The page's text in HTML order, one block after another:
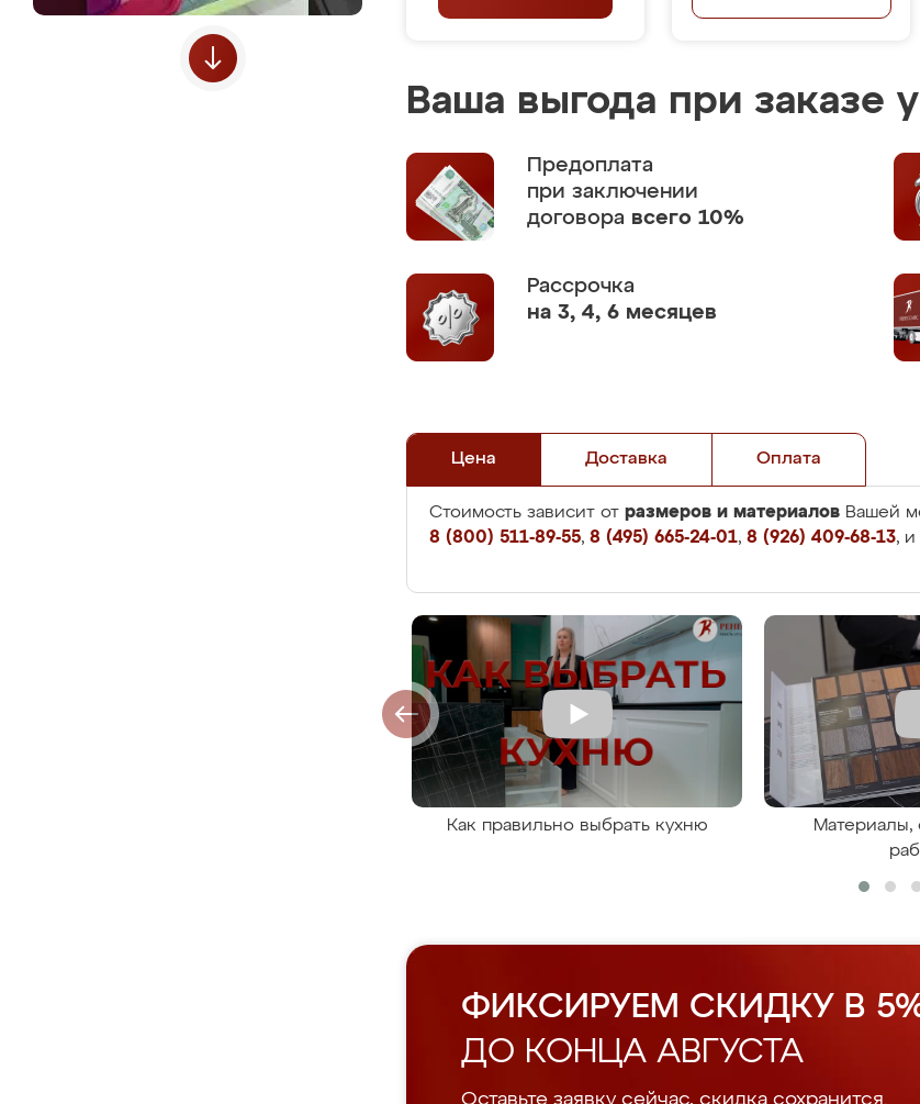
Ваша выгода при заказе
Предоплата
при заключении
договора всего 10%
Рассрочка
на 3, 4, 6 месяцев
Цена Доставка Оплата
Стоимость зависит от размеров и материалов Вашей
8 (800) 511-89-55, 8 (495) 665-24-01, 8 (926) 409-68-13,
Как правильно выбрать кухню
Материалы,
ФИКСИРУЕМ СКИДКУ В
ДО КОНЦА АВГУСТА
Оставьте заявку сейчас, скидка сохранится.